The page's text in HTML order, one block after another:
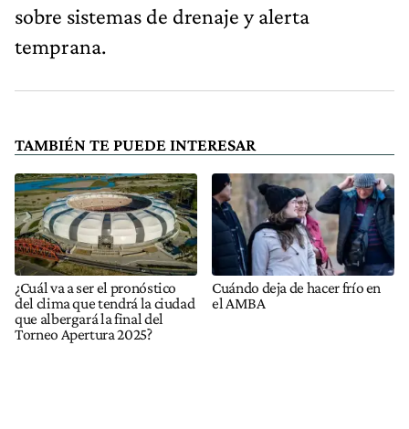
sobre sistemas de drenaje y alerta
temprana.
TAMBIÉN TE PUEDE INTERESAR
¿Cuál va a ser el pronóstico
del clima que tendrá la ciudad
que albergará la final del
Torneo Apertura 2025?
Cuándo deja de hacer frío en
el AMBA